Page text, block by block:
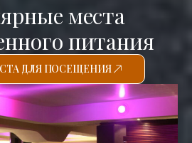
места
питания
ДЛЯ ПОСЕЩЕНИЯ